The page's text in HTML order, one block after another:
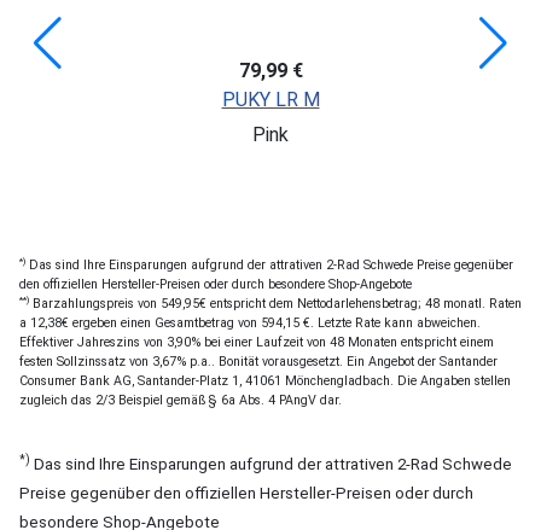
79,99 €
PUKY LR M
Pink
*) Das sind Ihre Einsparungen aufgrund der attrativen 2-Rad Schwede Preise gegenüber
den offiziellen Hersteller-Preisen oder durch besondere Shop-Angebote
**) Barzahlungspreis von 549,95€ entspricht dem Nettodarlehensbetrag; 48 monatl. Raten
a 12,38€ ergeben einen Gesamtbetrag von 594,15 €. Letzte Rate kann abweichen.
Effektiver Jahreszins von 3,90% bei einer Laufzeit von 48 Monaten entspricht einem
festen Sollzinssatz von 3,67% p.a.. Bonität vorausgesetzt. Ein Angebot der Santander
Consumer Bank AG, Santander-Platz 1, 41061 Mönchengladbach. Die Angaben stellen
zugleich das 2/3 Beispiel gemäß § 6a Abs. 4 PAngV dar.
*) Das sind Ihre Einsparungen aufgrund der attrativen 2-Rad Schwede
Preise gegenüber den offiziellen Hersteller-Preisen oder durch
besondere Shop-Angebote